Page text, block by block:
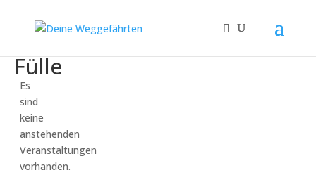
Fülle
Es
sind
keine
anstehenden
Veranstaltungen
vorhanden.